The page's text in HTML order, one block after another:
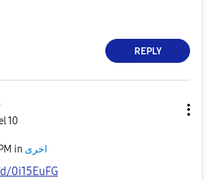
REPLY
10
in اخرى
0i15EuFG